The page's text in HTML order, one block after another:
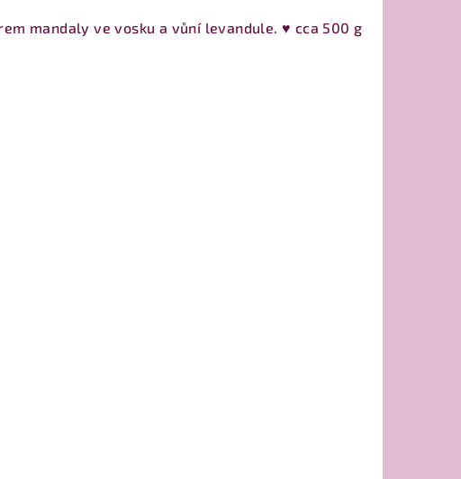
mandaly ve vosku a vůní levandule. ♥ cca 500 g